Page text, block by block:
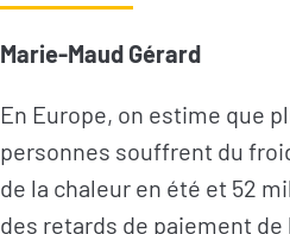
Marie-Maud Gérard
En Europe, on estime que
personnes souffrent du
de la chaleur en été et 52
des retards de paiement